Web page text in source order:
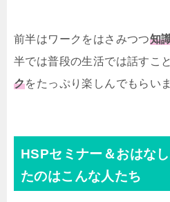
前半はワークをはさみつつ知
半では普段の生活では話すこ
クをたっぷり楽しんでもらい
HSPセミナー＆おはな
たのはこんな人たち